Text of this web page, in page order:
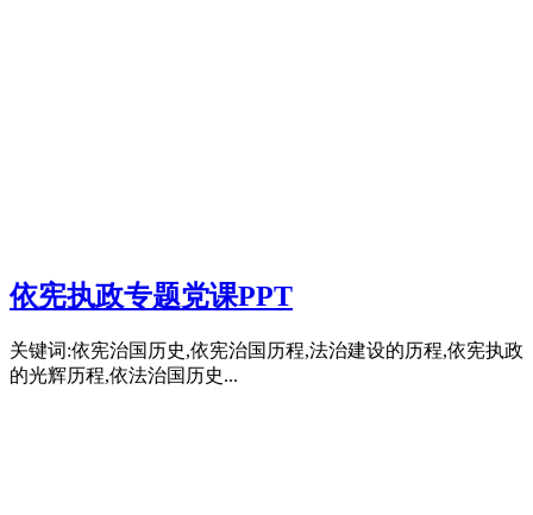
依宪执政专题党课PPT
关键词:依宪治国历史,依宪治国历程,法治建设的历程,依宪执政
的光辉历程,依法治国历史...